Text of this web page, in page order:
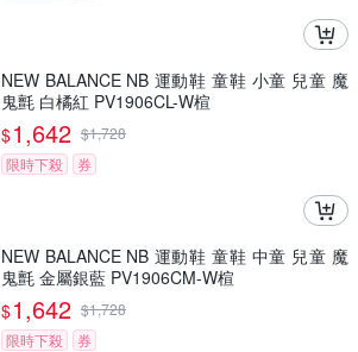
NEW BALANCE NB 運動鞋 童鞋 小童 兒童 魔
鬼氈 白橘紅 PV1906CL-W楦
$1,642 $1,728
限時下殺
券
NEW BALANCE NB 運動鞋 童鞋 中童 兒童 魔
鬼氈 金屬銀藍 PV1906CM-W楦
$1,642 $1,728
限時下殺
券